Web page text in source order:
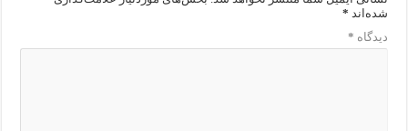
شده‌اند *
دیدگاه *